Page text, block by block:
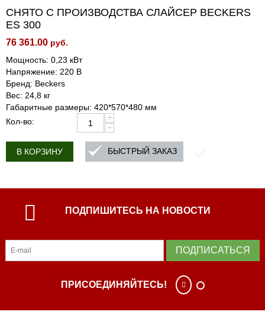
СНЯТО С ПРОИЗВОДСТВА СЛАЙСЕР BECKERS
ES 300
76 361.00 руб.
Мощность: 0,23 кВт
Напряжение: 220 В
Бренд: Beckers
Вес: 24,8 кг
Габаритные размеры: 420*570*480 мм
Кол-во:
+
−
В КОРЗИНУ БЫСТРЫЙ ЗАКАЗ
ПОДПИШИТЕСЬ НА НОВОСТИ
ПОДПИСАТЬСЯ
ПРИСОЕДИНЯЙТЕСЬ!